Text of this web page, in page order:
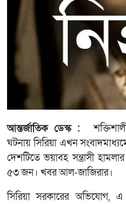
আন্তর্জাতিক ডেস্ক :
ঘটনায় সিরিয়া এখন
দেশটিতে ভয়াবহ সন্ত্রাসী
৫৩ জন। খবর আল-জাজিরার।
সিরিয়া সরকারের অভিযোগ,